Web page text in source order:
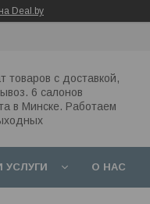
Deal.by
товаров с доставкой,
6 салонов
в Минске. Работаем
УСЛУГИ О НАС